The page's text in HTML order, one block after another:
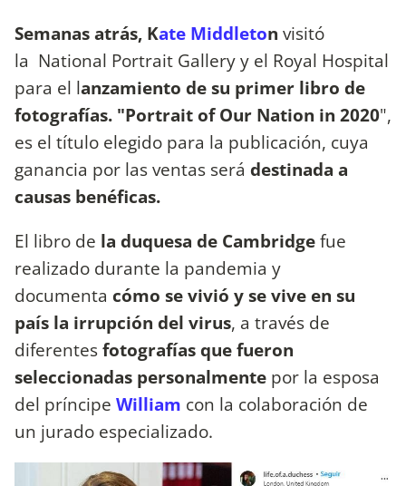
Semanas atrás, Kate Middleton visitó
la National Portrait Gallery y el Royal Hospital
para el lanzamiento de su primer libro de
fotografías. "Portrait of Our Nation in 2020",
es el título elegido para la publicación, cuya
ganancia por las ventas será destinada a
causas benéficas.
El libro de la duquesa de Cambridgefue
realizado durante la pandemia y
documenta cómo se vivió y se vive en su
país la irrupción del virus, a través de
diferentesfotografías que fueron
seleccionadas personalmente por la esposa
del príncipe William con la colaboración de
un jurado especializado.